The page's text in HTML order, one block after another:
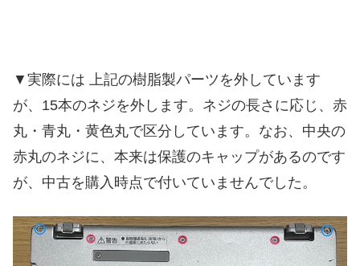
▼実際には 上記の樹脂製パーツを外しています
が、15本のネジを外します。ネジの長さに応じ、赤
丸・青丸・黄色丸で区分しています。なお、中央の
赤丸のネジに、本来は保護のキャップがあるのです
が、中古を購入時点で付いていませんでした。